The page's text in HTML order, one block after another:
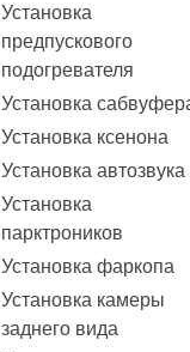
Установка
предпускового
подогревателя
Установка
Установка ксенона
Установка автозвука
Установка
парктроников
Установка фаркопа
Установка камеры
заднего вида